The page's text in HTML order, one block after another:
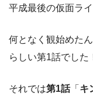
平成最後の仮面ラ
何となく観始めた
らしい第1話でした
それでは第1話「 キ